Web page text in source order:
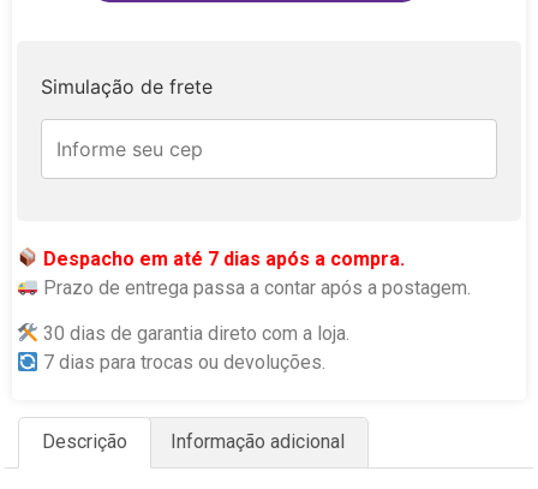
Simulação de frete
Despacho em até 7 dias após a compra.
Prazo de entrega passa a contar após a postagem.
30 dias de garantia direto com a loja.
7 dias para trocas ou devoluções.
Descrição Informação adicional